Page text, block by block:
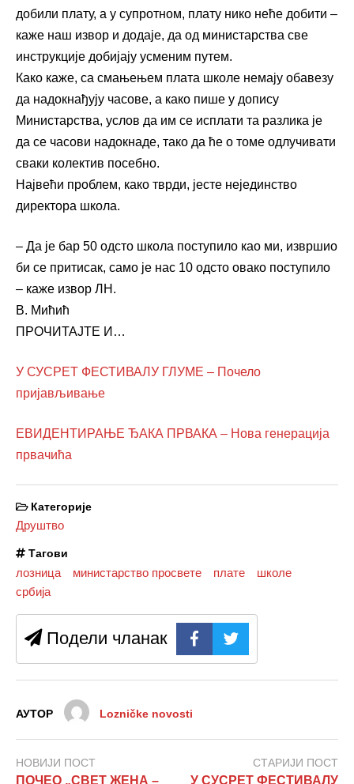
добили плату, а у супротном, плату нико неће добити –
каже наш извор и додаје, да од министарства све
инструкције добијају усменим путем.
Како каже, са смањењем плата школе немају обавезу
да надокнађују часове, а како пише у допису
Министарства, услов да им се исплати та разлика је
да се часови надокнаде, тако да ће о томе одлучивати
сваки колектив посебно.
Највећи проблем, како тврди, јесте нејединство
директора школа.
– Да је бар 50 одсто школа поступило као ми, извршио
би се притисак, само је нас 10 одсто овако поступило
– каже извор ЛН.
В. Мићић
ПРОЧИТАЈТЕ И…
У СУСРЕТ ФЕСТИВАЛУ ГЛУМЕ – Почело
пријављивање
ЕВИДЕНТИРАЊЕ ЂАКА ПРВАКА – Нова генерација
првачића
Категорије
Друштво
Тагови
лозница министарство просвете плате
школе
србија
Подели чланак
АУТОР Lozničke novosti
НОВИЈИ ПОСТ
ПОЧЕО „СВЕТ ЖЕНА –
СТАРИЈИ ПОСТ
У СУСРЕТ ФЕСТИВАЛУ